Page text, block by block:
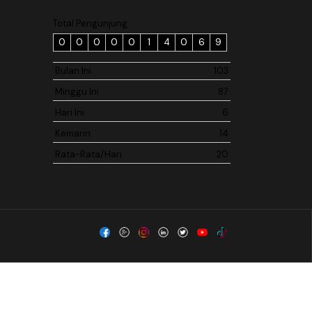
Total Pengunjung
0
0 0 0 0 1 4 0 6 9
Bulan Ini
103
Minggu Ini
87
Hari Ini
6
Kemarin
14
Rata-Rata/Hari
20